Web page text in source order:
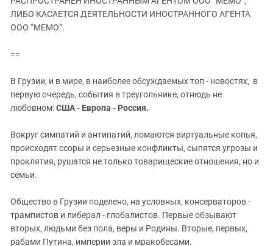
ЗАСТАВЛЯЕТ
КАВКАЗ ЗА ПАЛЕСТИНУ
Дагестан
Ингушетия
Карачаево-Черкесия
Краснодарский край
Российская Федерация
Ростовская область
Северная Осетия - Алания
СКФО
Ставропольский край
Чечня
ЛИБО КАСАЕТСЯ ДЕЯТЕЛЬНОСТИ ИНОСТРАННОГО АГЕНТА
ООО “МЕМО”.
==
В Грузии, и в мире, в наиболее обсуждаемых топ - новостях, в
первую очередь, события в треугольнике, отнюдь не
любовном:США - Европа - Россия.
Вокруг симпатий и антипатий, ломаются виртуальные копья,
происходят ссоры и серьезные конфликты, сыпятся угрозы и
проклятия, рушатся не только товарищеские отношения, но и
семьи.
Общество в Грузии поделено, на условных, консерваторов -
трампистов и либерал - глобалистов. Первые обзывают
вторых, людьми без пола, веры и Родины. Вторые, первых,
рабами Путина, империи зла и мракобесами.